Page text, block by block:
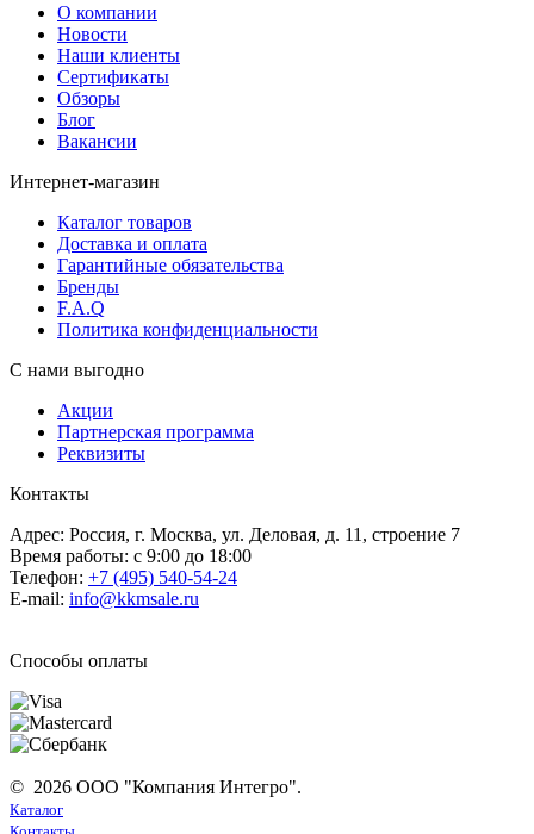
О компании
Новости
Наши клиенты
Сертификаты
Обзоры
Блог
Вакансии
Интернет-магазин
Каталог товаров
Доставка и оплата
Гарантийные обязательства
Бренды
F.A.Q
Политика конфиденциальности
С нами выгодно
Акции
Партнерская программа
Реквизиты
Контакты
Адрес: Россия, г. Москва, ул. Деловая, д. 11, строение 7
Время работы: с 9:00 до 18:00
Телефон: +7 (495) 540-54-24
E-mail: info@kkmsale.ru
Способы оплаты
© 2026 ООО "Компания Интегро".
Каталог